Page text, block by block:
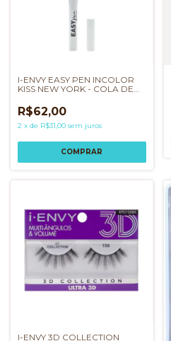
I-ENVY EASY PEN INCOLOR
KISS NEW YORK - COLA DE
R$62,00
2 x de R$31,00 sem juros
COMPRAR
I-ENVY 3D COLLECTION